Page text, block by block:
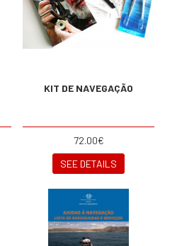
KIT DE NAVEGAÇÃO
72.00€
SEE DETAILS